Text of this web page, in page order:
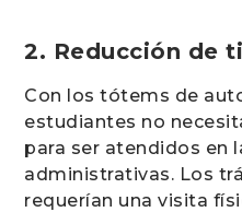
2. Reducción de
Con los tótems de
estudiantes no
para ser atendidos en
administrativas. Los
requerían una visita